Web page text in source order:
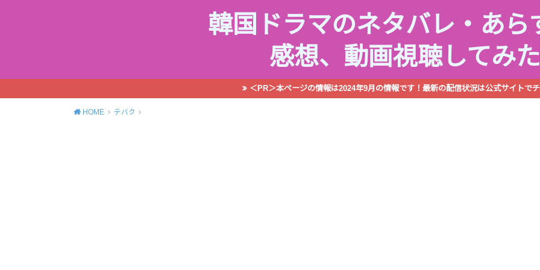
韓国ドラマのネタバレ・あら
感想、動画視聴してみた
＜PR＞本ページの情報は2024年9月の情報です！最新の配信状況は公式サイトで
HOME テバク